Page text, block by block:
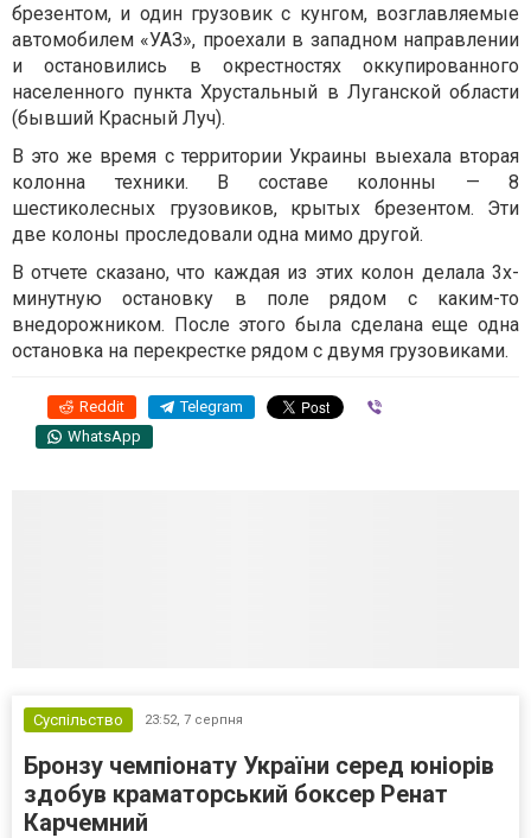
брезентом, и один грузовик с кунгом, возглавляемые
автомобилем «УАЗ», проехали в западном направлении
и остановились в окрестностях оккупированного
населенного пункта Хрустальный в Луганской области
(бывший Красный Луч).
В это же время с территории Украины выехала вторая
колонна техники. В составе колонны — 8
шестиколесных грузовиков, крытых брезентом. Эти
две колоны проследовали одна мимо другой.
В отчете сказано, что каждая из этих колон делала 3х-
минутную остановку в поле рядом с каким-то
внедорожником. После этого была сделана еще одна
остановка на перекрестке рядом с двумя грузовиками.
Reddit Telegram
WhatsApp
Суспільство 23:52, 7 серпня
Бронзу чемпіонату України серед юніорів
здобув краматорський боксер Ренат
Карчемний